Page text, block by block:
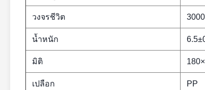
วงจรชีวิต
น้ำหนัก
มิติ
เปลือก PP